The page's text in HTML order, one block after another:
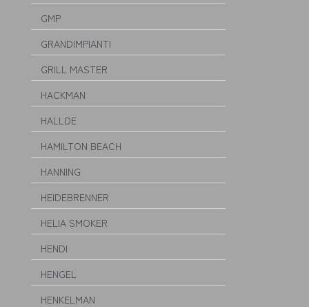
GMP
GRANDIMPIANTI
GRILL MASTER
HACKMAN
HALLDE
HAMILTON BEACH
HANNING
HEIDEBRENNER
HELIA SMOKER
HENDI
HENGEL
HENKELMAN